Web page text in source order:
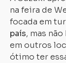
na feira de
focada em
país, mas
em outros
ótimo ter